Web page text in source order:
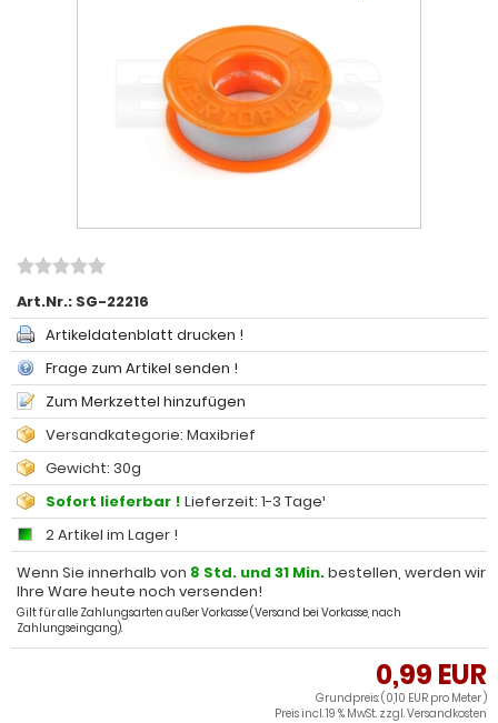
Art.Nr.: SG-22216
Artikeldatenblatt drucken !
Frage zum Artikel senden !
Zum Merkzettel hinzufügen
Versandkategorie: Maxibrief
Gewicht: 30g
Sofort lieferbar ! Lieferzeit: 1-3 Tage¹
2 Artikel im Lager !
Wenn Sie innerhalb von 8 Std. und 31 Min.bestellen, werden wir
Ihre Ware heute noch versenden!
Gilt für alle Zahlungsarten außer Vorkasse (Versand bei Vorkasse, nach
Zahlungseingang).
0,99 EUR
Grundpreis: (0,10 EUR pro Meter )
Preis incl. 19 % MwSt. zzgl.Versandkosten